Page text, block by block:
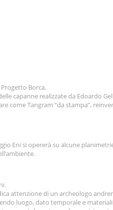
Borca.
capanne realizzate da Edoardo
come Tangram “da stampa”,
Eni si opererà su alcune
attenzione di un archeologo
luogo, dato temporale e